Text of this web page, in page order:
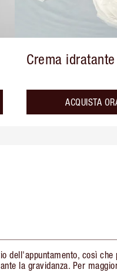
Crema idratante
ACQUISTA
dell'appuntamento, così che
la gravidanza. Per